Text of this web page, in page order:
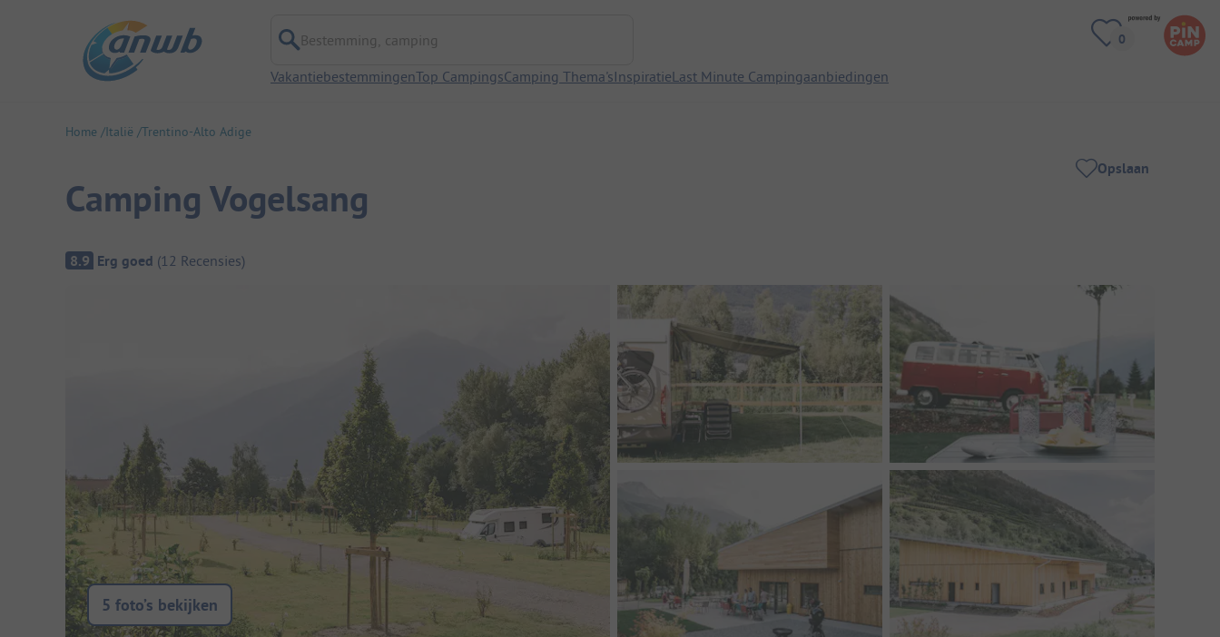
Bestemming, camping
VakantiebestemmingenTop CampingsCamping Thema'sInspiratieLast Minute Campingaanbiedingen
Home Italië Trentino-Alto Adige
Camping Vogelsang
Opslaan
Camping overzicht
8.9 Erg goed (12 Recensies)
5 foto’s bekijken